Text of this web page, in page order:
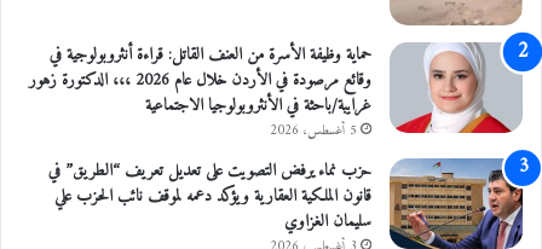
حماية وظيفة الأسرة من العنف القاتل: قراءة أنثروبولوجية في
وقائع مرصودة في الأردن خلال عام 2026 ،،، الدكتورة زهور
غرايبة/باحثة في الأنثروبولوجيا الاجتماعية
5 أغسطس، 2026
حزب نماء يرفض التصويت على تعديل تعريف “الطريق” في
قانون الملكية العقارية ويؤكد دعمه لموقف نائب الحزب علي
سليمان الغزاوي